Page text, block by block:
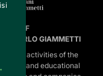
OF
GIAMMETTI
core activities of the
and educational